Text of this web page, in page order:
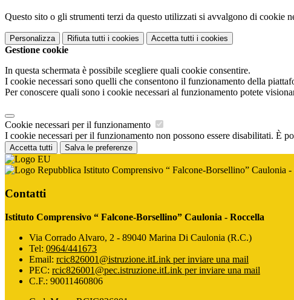
Questo sito o gli strumenti terzi da questo utilizzati si avvalgono di cookie
Personalizza Rifiuta tutti i cookies Accetta tutti i cookies
Gestione cookie
In questa schermata è possibile scegliere quali cookie consentire.
I cookie necessari sono quelli che consentono il funzionamento della
Per conoscere quali sono i cookie necessari al funzionamento potete
Cookie necessari per il funzionamento
I cookie necessari per il funzionamento non possono essere disabilitati. È
Accetta tutti Salva le preferenze
Istituto Comprensivo “ Falcone-Borsellino” Caulonia -
Contatti
Istituto Comprensivo “ Falcone-Borsellino” Caulonia - Roccella
Via Corrado Alvaro, 2 - 89040 Marina Di Caulonia (R.C.)
Tel: 0964/441673
Email: rcic826001@istruzione.itLink per inviare una mail
PEC: rcic826001@pec.istruzione.itLink per inviare una mail
C.F.: 90011460806